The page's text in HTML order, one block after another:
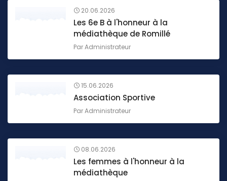
20.06.2026
Les 6e B à l'honneur à la
médiathèque de Romillé
ParAdministrateur
15.06.2026
Association Sportive
ParAdministrateur
08.06.2026
Les femmes à l'honneur à la
médiathèque